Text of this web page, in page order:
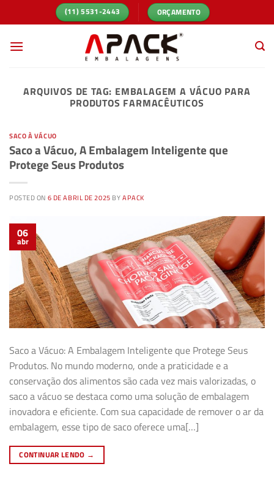
to
(11) 5531-2443 ORÇAMENTO
ARQUIVOS DE TAG: EMBALAGEM A VÁCUO PARA
PRODUTOS FARMACÊUTICOS
SACO À VÁCUO
Saco a Vácuo, A Embalagem Inteligente que
Protege Seus Produtos
POSTED ON 6 DE ABRIL DE 2025 BYAPACK
06
abr
Saco a Vácuo: A Embalagem Inteligente que Protege Seus
Produtos. No mundo moderno, onde a praticidade e a
conservação dos alimentos são cada vez mais valorizadas, o
saco a vácuo se destaca como uma solução de embalagem
inovadora e eficiente. Com sua capacidade de remover o ar da
embalagem, esse tipo de saco oferece uma[…]
CONTINUAR LENDO →